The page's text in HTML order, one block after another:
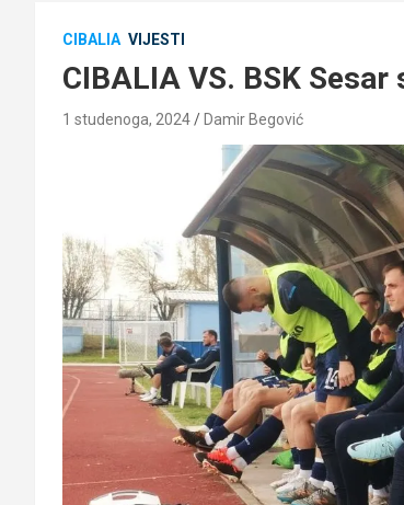
CIBALIA VIJESTI
CIBALIA VS. BSK
1 studenoga, 2024 Damir Begović